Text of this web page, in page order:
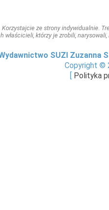
ze strony indywidualnie.
właścicieli, którzy je zrobili,
SUZI Zuzanna
Copyright ©
Polityka